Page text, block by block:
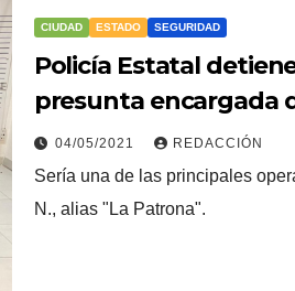
CIUDAD ESTADO SEGURIDAD
Policía Estatal
presunta encargada
de Analco”
04/05/2021 REDACCIÓN
Sería una de las principales
N., alias "La Patrona".